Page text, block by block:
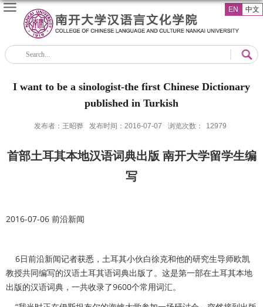
EN 中文
I want to be a sinologist-the first Chinese Dictionary
published in Turkish
发布者：王昭骅 发布时间：2016-07-07 浏览次数： 12979
首部土耳其本地汉语词典出版 南开大学留学生编
写
2016-07-06 前沿新闻
6日前沿新闻记者获悉，土耳其小伙白徐克和他的研究生导师欧凯
教授共同编写的汉语土耳其语词典出版了。这是第一部在土耳其本地
出版的汉语词典，一共收录了9600个常用词汇。